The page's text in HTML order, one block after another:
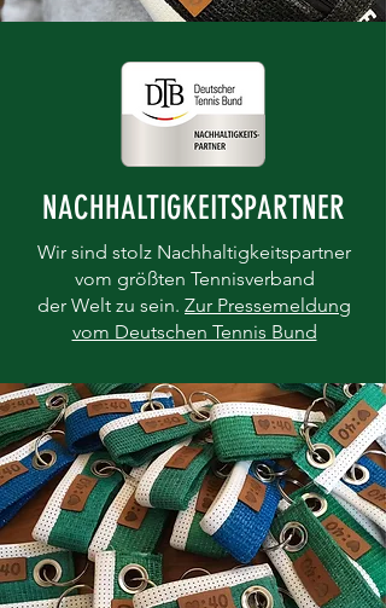
NACHHALTIGKEITSPARTNER
Wir sind stolz Nachhaltigkeitspartner
vom größten Tennisverband
der Welt zu sein. Zur Pressemeldung
vom Deutschen Tennis Bund